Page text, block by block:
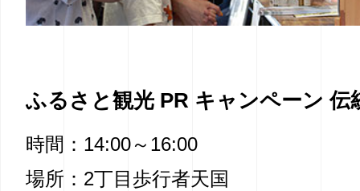
ふるさと観光 PR キャンペーン 伝
時間：14:00～16:00
場所：2丁目歩行者天国